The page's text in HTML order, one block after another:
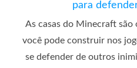
para
As casas do Minecraft são
você pode construir nos
se defender de outros